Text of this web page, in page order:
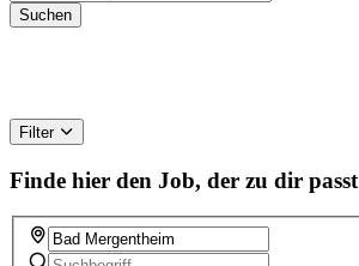
Filter
Finde hier den Job, der zu dir passt